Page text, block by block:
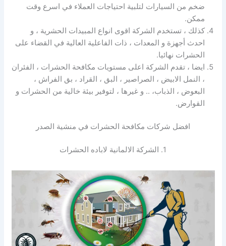
ضخم من السيارات لتلبية احتياجات العملاء في اسرع وقت
ممكن.
كذلك ، تستخدم الشركة اقوى انواع المبيدات الحشرية ، و
احدث أجهزة و المعدات ، ذات الفاعلية العالية في القضاء على
الحشرات نهائيا.
ايضا ، تقدم الشركة اعلى مستويات مكافحة الحشرات ، الفئران
، النمل الابيض ، الصراصير ، البق ، القراد ، بق الفراش ،
البعوض ، الذباب، .. و غيرها ، لتوفير بيئة خالية من الحشرات و
القوارض.
افضل شركات مكافحة الحشرات في منشية الصدر
1. الشركة الالمانية لاباده الحشرات